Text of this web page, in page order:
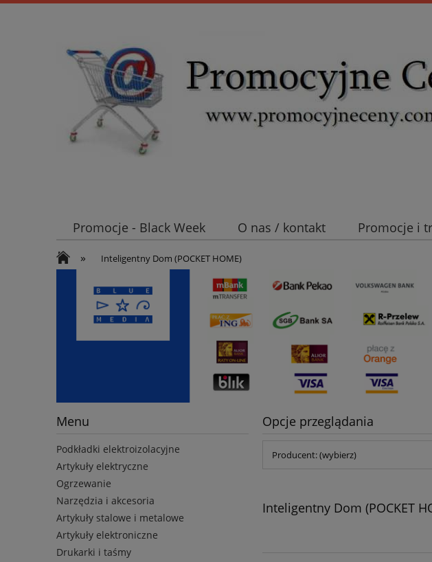
Promocje - Black Week O nas / kontakt Promocje i
Koszt wysyłki
Mufy i głowice SN Euromold Nexans
» Inteligentny Dom (POCKET HOME)
Menu
Podkładki elektroizolacyjne
Artykuły elektryczne
Ogrzewanie
Narzędzia i akcesoria
Artykuły stalowe i metalowe
Artykuły elektroniczne
Drukarki i taśmy
Opcje przeglądania
Producent: (wybierz)
Inteligentny Dom (POCKET